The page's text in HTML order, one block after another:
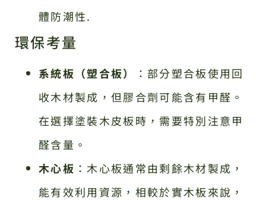
體防潮性.
環保考量
系統板（塑合板）
：部分塑合板使用回
收木材製成，但膠合劑可能含有甲醛。
在選擇塗裝木皮板時，需要特別注意甲
醛含量。
木心板 ：木心板通常由剩餘木材製成，
能有效利用資源，相較於實木板來說，